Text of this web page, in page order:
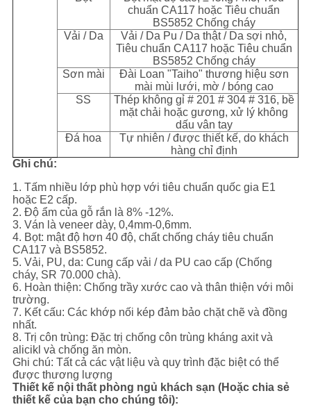
chuẩn CA117 hoặc Tiêu chuẩn
BS5852 Chống cháy
Vải / Da
Vải / Da Pu / Da thật / Da sợi nhỏ,
Tiêu chuẩn CA117 hoặc Tiêu chuẩn
BS5852 Chống cháy
Sơn mài
Đài Loan "Taiho" thương hiệu sơn
mài mùi lưới, mờ / bóng cao
SS
Thép không gỉ # 201 # 304 # 316, bề
mặt chải hoặc gương, xử lý không
dấu vân tay
Đá hoa
Tự nhiên / được thiết kế, do khách
hàng chỉ định
Ghi chú:
1. Tấm nhiều lớp phù hợp với tiêu chuẩn quốc gia E1
hoặc E2 cấp.
2. Độ ẩm của gỗ rắn là 8% -12%.
3. Ván là veneer dày, 0,4mm-0,6mm.
4. Bọt: mật độ hơn 40 độ, chất chống cháy tiêu chuẩn
CA117 và BS5852.
5. Vải, PU, ​​da: Cung cấp vải / da PU cao cấp (Chống
cháy, SR 70.000 chà).
6. Hoàn thiện: Chống trầy xước cao và thân thiện với môi
trường.
7. Kết cấu: Các khớp nối kép đảm bảo chặt chẽ và đồng
nhất.
8. Trị côn trùng: Đặc trị chống côn trùng kháng axit và
alicikl và chống ăn mòn.
Ghi chú: Tất cả các vật liệu và quy trình đặc biệt có thể
được thương lượng
Thiết kế nội thất phòng ngủ khách sạn (Hoặc chia sẻ
thiết kế của bạn cho chúng tôi):